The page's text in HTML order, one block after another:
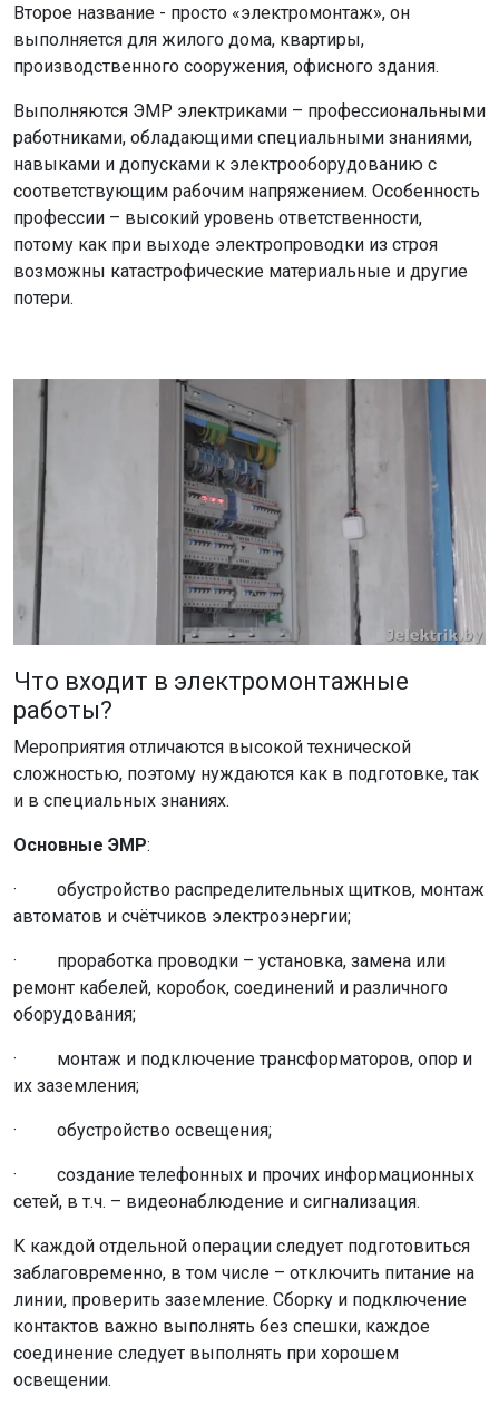
Второе название - просто «электромонтаж», он
выполняется для жилого дома, квартиры,
производственного сооружения, офисного здания.
Выполняются ЭМР электриками – профессиональными
работниками, обладающими специальными знаниями,
навыками и допусками к электрооборудованию с
соответствующим рабочим напряжением. Особенность
профессии – высокий уровень ответственности,
потому как при выходе электропроводки из строя
возможны катастрофические материальные и другие
потери.
Что входит в электромонтажные
работы?
Мероприятия отличаются высокой технической
сложностью, поэтому нуждаются как в подготовке, так
и в специальных знаниях.
Основные ЭМР:
· обустройство распределительных щитков, монтаж
автоматов и счётчиков электроэнергии;
· проработка проводки – установка, замена или
ремонт кабелей, коробок, соединений и различного
оборудования;
· монтаж и подключение трансформаторов, опор и
их заземления;
· обустройство освещения;
· создание телефонных и прочих информационных
сетей, в т.ч. – видеонаблюдение и сигнализация.
К каждой отдельной операции следует подготовиться
заблаговременно, в том числе – отключить питание на
линии, проверить заземление. Сборку и подключение
контактов важно выполнять без спешки, каждое
соединение следует выполнять при хорошем
освещении.